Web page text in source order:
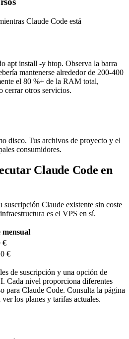
Claude Code está
apt install -y htop. Observa la barra
mantenerse alrededor de 200-400
el 80 %+ de la RAM total,
cerrar otros servicios.
disco. Tus archivos de proyecto y el
consumidores.
Claude Code en
Claude existente sin coste
es el VPS en sí.
mensual
€
€
de suscripción y una opción de
Cada nivel proporciona diferentes
para Claude Code. Consulta la página
los planes y tarifas actuales.